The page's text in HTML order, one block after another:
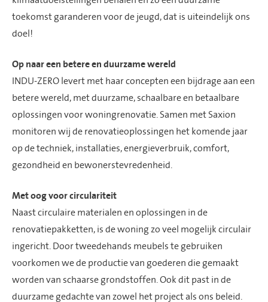
toekomst garanderen voor de jeugd, dat is uiteindelijk ons
doel!
Op naar een betere en duurzame wereld
INDU-ZERO levert met haar concepten een bijdrage aan een
betere wereld, met duurzame, schaalbare en betaalbare
oplossingen voor woningrenovatie. Samen met Saxion
monitoren wij de renovatieoplossingen het komende jaar
op de techniek, installaties, energieverbruik, comfort,
gezondheid en bewonerstevredenheid.
Met oog voor circulariteit
Naast circulaire materialen en oplossingen in de
renovatiepakketten, is de woning zo veel mogelijk circulair
ingericht. Door tweedehands meubels te gebruiken
voorkomen we de productie van goederen die gemaakt
worden van schaarse grondstoffen. Ook dit past in de
duurzame gedachte van zowel het project als ons beleid.